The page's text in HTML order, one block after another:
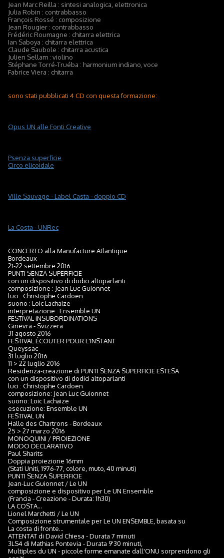
Jean Marc Reilla : sintesi analogica, elettronica
Julia Robin : contrabbasso
François Rossé : composizione
Jean Rougier : contrabbasso
Frédéric Roumagne : chitarra elettrica
Ian Saboya : chitarra elettrica
Claude Saubole : chitarra acustica
Julien Sellam : violino
Stéphane Torré-Truéba : harmonium indiano, voce
Fabrice Viera : chitarra
sono stati pubblicati 4 CD con questa formazione:
Opus UN alle Fonti Creative
Psenza superficie
Circo elicoidale
Ville Sauvage - Label Casta - doppio CD
La Costa - UNRec
CONCERTO alla Manufacture Atlantique
Bordeaux
21-22 settembre 2016
PUNTI SENZA SUPERFICIE
con un dispositivo di dodici altoparlanti
composizione : Jean Luc Guionnet
luci : Christophe Cardoen
suono : Loic Lachaize
interpretazione : Ensemble UN
FESTIVAL iNSUBORDINATIONS
Ginevra - Svizzera
31 agosto 2016
FESTIVAL ÉCOUTER POUR L'INSTANT
Queyssac
31 luglio 2016
11 > 22 luglio 2016
Residenza-creazione di PUNTI SENZA SUPERFICIE ESTESA
con un dispositivo di dodici altoparlanti
luci : Christophe Cardoen
composizione: Jean Luc Guionnet
suono: Loic Lachaize
esecuzione: Ensemble UN
FESTIVAL UN
Halle des Chartrons - Bordeaux
25 > 27 marzo 2016
MONOQUINI / PROIEZIONE
MODO DECLARATIVO
Paul Sharits
Doppia proiezione 16mm
(Stati Uniti, 1976-77, colore, muto, 40 minuti)
PUNTI SENZA SUPERFICIE
Jean-Luc Guionnet / Le UN
composizione e dispositivo per Le UN Ensemble
(Francia - Creazione - Durata: 1h30)
LA COSTA...
Lionel Marchetti / Le UN
Composizione strumentale per Le UN ENSEMBLE, basata su
La costa di fronte...
ATTENTAT di David Chiesa - Durata 7 minuti
3LS4 di Mathias Pontevia - Durata 9'30 minuti,
Multiples du UN - piccole forme emanate dall'ONU sorprendono gli